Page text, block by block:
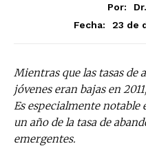
Por:
Fecha:
23 de
Mientras que las tasas de
jóvenes eran bajas en
Es especialmente
un año de la tasa de
emergentes.